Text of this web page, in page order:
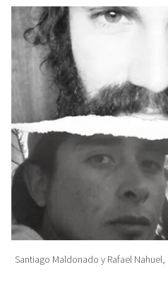
Santiago Maldonado y Rafael